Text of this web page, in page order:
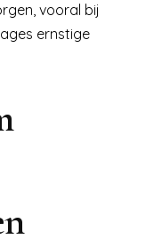
vooral bij
ernstige